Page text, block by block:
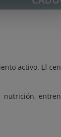
activo. El